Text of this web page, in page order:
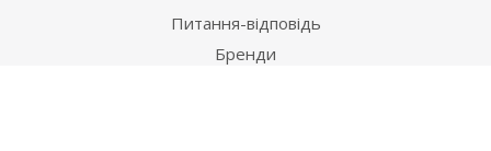
Питання-відповідь
Бренди